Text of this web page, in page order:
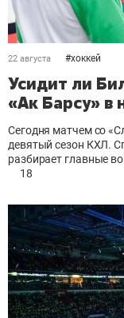
22 августа #хоккей
Усидит ли
«Ак Барсу» в
Сегодня матчем со
девятый сезон КХЛ.
разбирает главные
18